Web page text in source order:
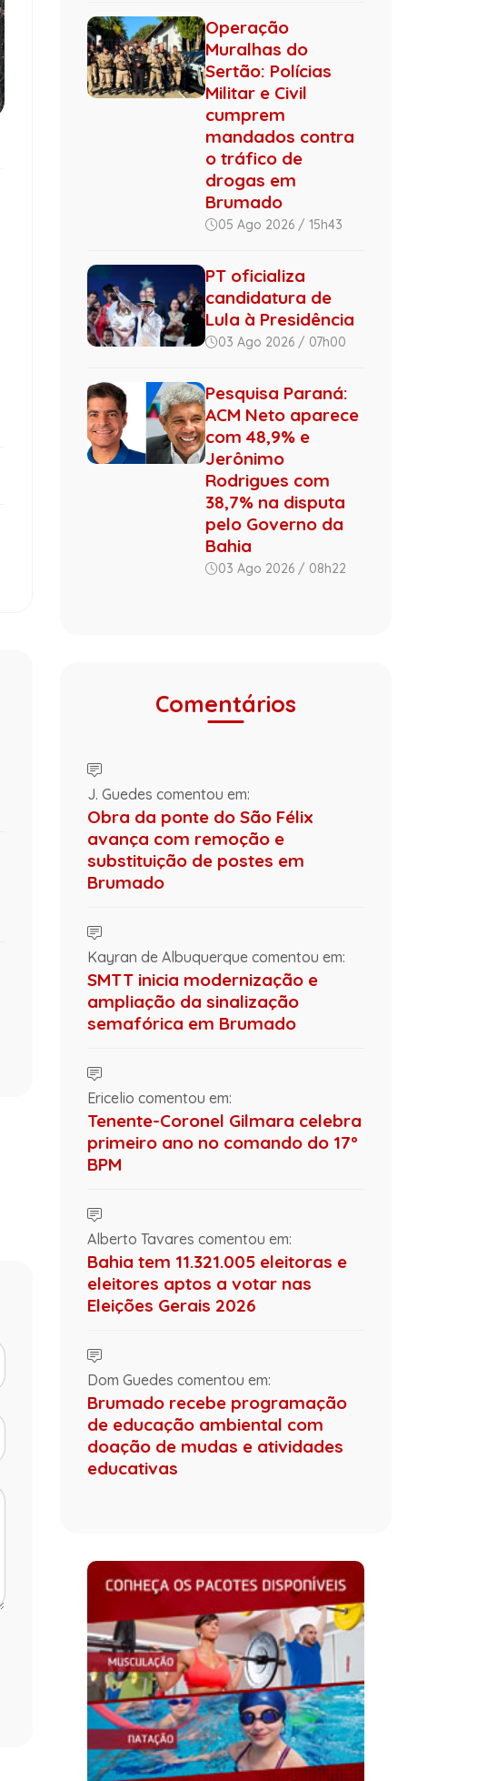
Operação
Muralhas do
Sertão: Polícias
Militar e Civil
cumprem
mandados contra
o tráfico de
drogas em
Brumado
05 Ago 2026 / 15h43
PT oficializa
candidatura de
Lula à Presidência
03 Ago 2026 / 07h00
Pesquisa Paraná:
ACM Neto aparece
com 48,9% e
Jerônimo
Rodrigues com
38,7% na disputa
pelo Governo da
Bahia
03 Ago 2026 / 08h22
Comentários
J. Guedes comentou em:
Obra da ponte do São Félix
avança com remoção e
substituição de postes em
Brumado
Kayran de Albuquerque comentou em:
SMTT inicia modernização e
ampliação da sinalização
semafórica em Brumado
Ericelio comentou em:
Tenente-Coronel Gilmara celebra
primeiro ano no comando do 17º
BPM
Alberto Tavares comentou em:
Bahia tem 11.321.005 eleitoras e
eleitores aptos a votar nas
Eleições Gerais 2026
Dom Guedes comentou em:
Brumado recebe programação
de educação ambiental com
doação de mudas e atividades
educativas